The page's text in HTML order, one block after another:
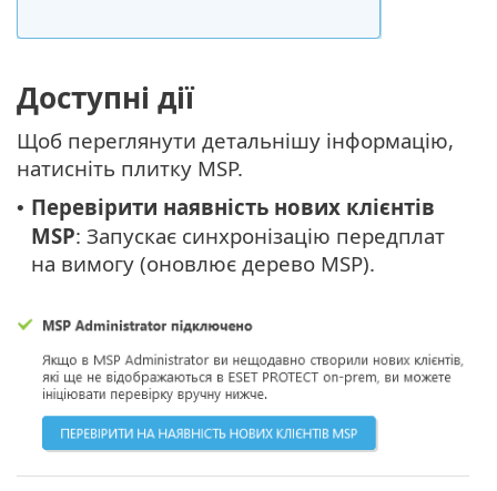
Доступні дії
Щоб переглянути детальнішу інформацію,
натисніть плитку MSP.
• Перевірити наявність нових клієнтів
MSP: Запускає синхронізацію передплат
на вимогу (оновлює дерево MSP).